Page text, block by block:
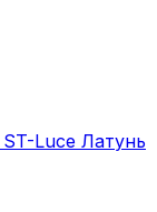
ST-Luce Латунь